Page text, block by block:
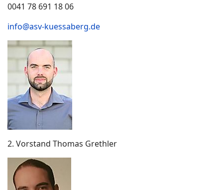
0041 78 691 18 06
info@asv-kuessaberg.de
2. Vorstand Thomas Grethler